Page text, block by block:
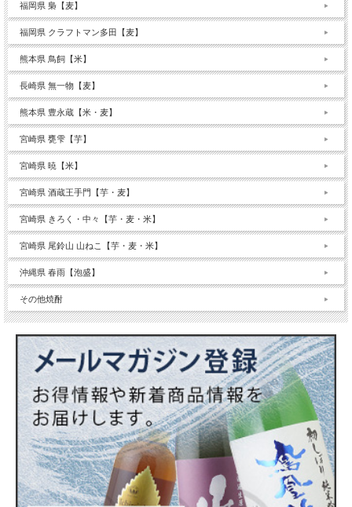
福岡県 梟【麦】
福岡県 クラフトマン多田【麦】
熊本県 鳥飼【米】
長崎県 無一物【麦】
熊本県 豊永蔵【米・麦】
宮崎県 甕雫【芋】
宮崎県 暁【米】
宮崎県 酒蔵王手門【芋・麦】
宮崎県 きろく・中々【芋・麦・米】
宮崎県 尾鈴山 山ねこ【芋・麦・米】
沖縄県 春雨【泡盛】
その他焼酎